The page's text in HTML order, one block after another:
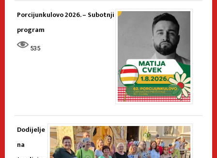
Porcijunkulovo 2026. – Subotnji
program
535
Dodijelje
na